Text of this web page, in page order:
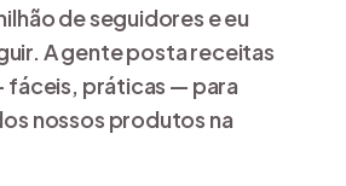
de seguidores e eu
A gente posta receitas
fáceis, práticas — para
nossos produtos na